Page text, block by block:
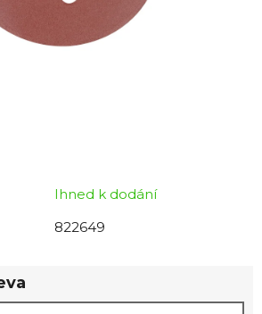
Ihned k dodání
822649